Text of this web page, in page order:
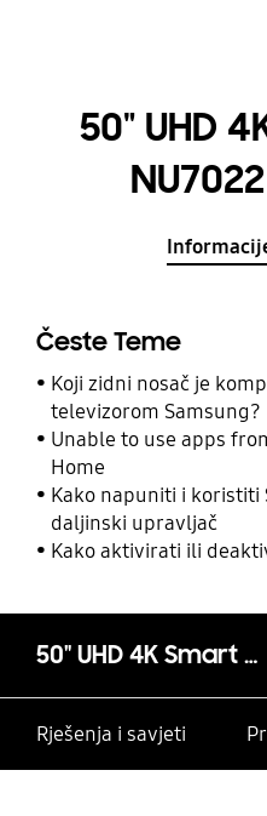
50" UHD
Česte Teme
Koji zidni nosač je
televizorom Samsung?
Unable to use apps
Home
Kako napuniti i koristiti
daljinski upravljač
Kako aktivirati ili
50" UHD 4K Smart TV NU7022 Serija 7
Rješenja i savjeti